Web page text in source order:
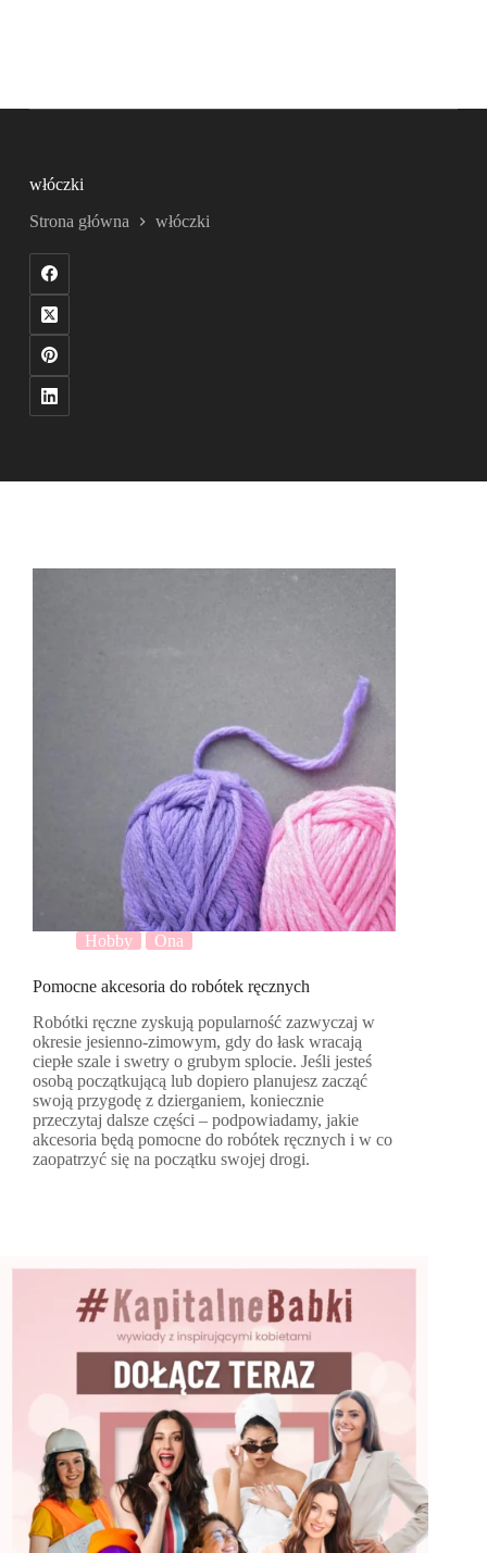
włóczki
Strona główna włóczki
Hobby Ona
Pomocne akcesoria do robótek ręcznych
Robótki ręczne zyskują popularność zazwyczaj w
okresie jesienno-zimowym, gdy do łask wracają
ciepłe szale i swetry o grubym splocie. Jeśli jesteś
osobą początkującą lub dopiero planujesz zacząć
swoją przygodę z dzierganiem, koniecznie
przeczytaj dalsze części – podpowiadamy, jakie
akcesoria będą pomocne do robótek ręcznych i w co
zaopatrzyć się na początku swojej drogi.